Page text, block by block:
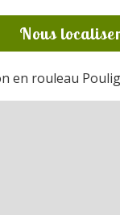
Nous
en rouleau